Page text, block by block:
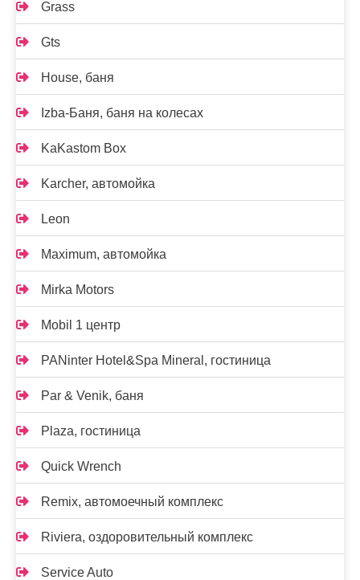
Grass
Gts
House, баня
Izba-Баня, баня на колесах
KaKastom Box
Karcher, автомойка
Leon
Maximum, автомойка
Mirka Motors
Mobil 1 центр
PANinter Hotel&Spa Mineral, гостиница
Par & Venik, баня
Plaza, гостиница
Quick Wrench
Remix, автомоечный комплекс
Riviera, оздоровительный комплекс
Service Auto